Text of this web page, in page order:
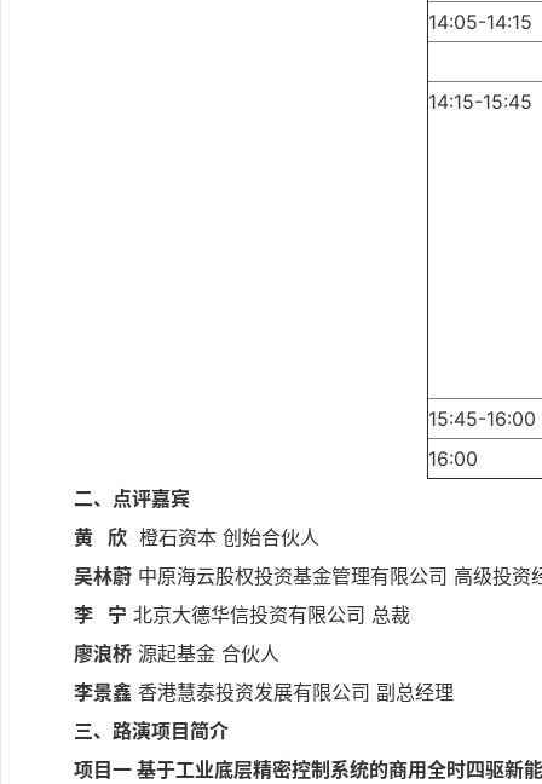
14:05-14:15
14:15-15:45
15:45-16:00
16:00
二、点评嘉宾
黄 欣 橙石资本 创始合伙人
吴林蔚 中原海云股权投资基金管理有限公司 高级投资
李 宁 北京大德华信投资有限公司 总裁
廖浪桥 源起基金 合伙人
李景鑫 香港慧泰投资发展有限公司 副总经理
三、路演项目简介
项目一 基于工业底层精密控制系统的商用全时四驱新